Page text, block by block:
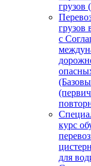
грузов
с
курс
для